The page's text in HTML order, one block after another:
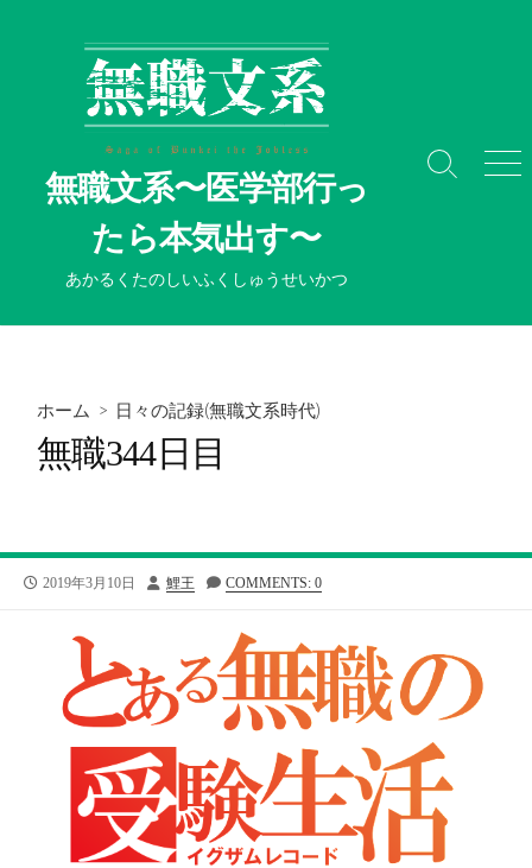
無職文系〜医学部行っ
たら本気出す〜
あかるくたのしいふくしゅうせいかつ
検
メ
ホーム > 日々の記録(無職文系時代)
無職344日目
公
2019年3月10日
投
鯉王 COMMENTS: 0